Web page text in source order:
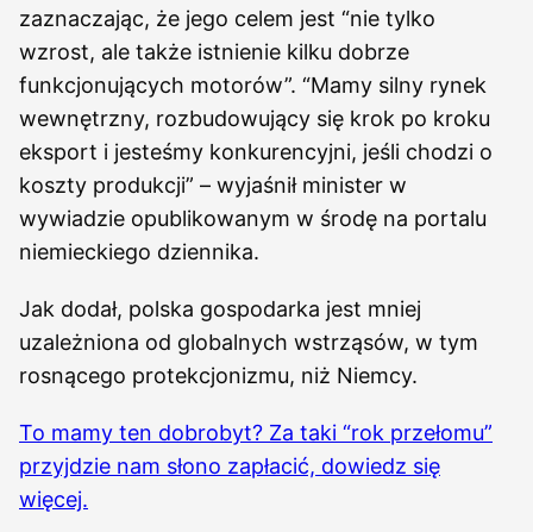
zaznaczając, że jego celem jest “nie tylko
wzrost, ale także istnienie kilku dobrze
funkcjonujących motorów”. “Mamy silny rynek
wewnętrzny, rozbudowujący się krok po kroku
eksport i jesteśmy konkurencyjni, jeśli chodzi o
koszty produkcji” – wyjaśnił minister w
wywiadzie opublikowanym w środę na portalu
niemieckiego dziennika.
Jak dodał, polska gospodarka jest mniej
uzależniona od globalnych wstrząsów, w tym
rosnącego protekcjonizmu, niż Niemcy.
To mamy ten dobrobyt? Za taki “rok przełomu”
przyjdzie nam słono zapłacić, dowiedz się
więcej.